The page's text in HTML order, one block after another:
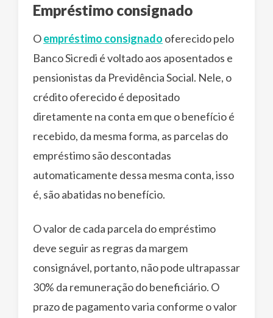
Empréstimo consignado
Oempréstimo consignado oferecido pelo
Banco Sicredi é voltado aos aposentados e
pensionistas da Previdência Social. Nele, o
crédito oferecido é depositado
diretamente na conta em que o benefício é
recebido, da mesma forma, as parcelas do
empréstimo são descontadas
automaticamente dessa mesma conta, isso
é, são abatidas no benefício.
O valor de cada parcela do empréstimo
deve seguir as regras da margem
consignável, portanto, não pode ultrapassar
30% da remuneração do beneficiário. O
prazo de pagamento varia conforme o valor